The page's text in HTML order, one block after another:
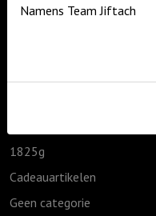
De Zagerij 1
E:info@jiftach.nl
1825g
Cadeauartikelen
Geen categorie
Namens Team Jiftach